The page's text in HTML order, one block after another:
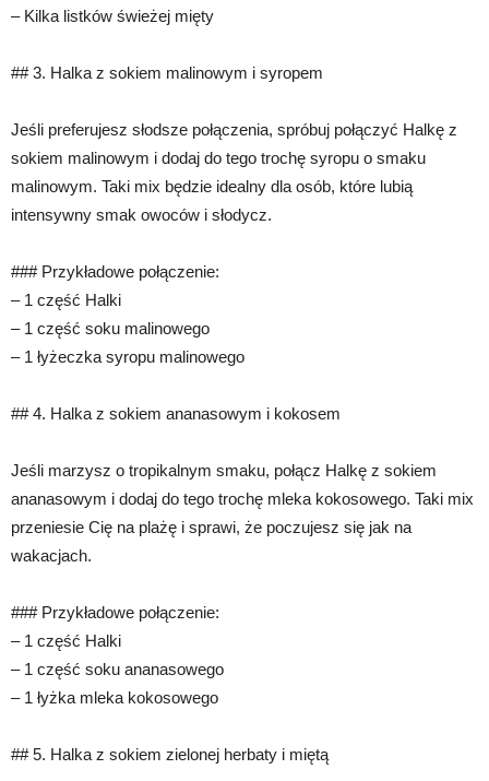
– Kilka listków świeżej mięty
## 3. Halka z sokiem malinowym i syropem
Jeśli preferujesz słodsze połączenia, spróbuj połączyć Halkę z
sokiem malinowym i dodaj do tego trochę syropu o smaku
malinowym. Taki mix będzie idealny dla osób, które lubią
intensywny smak owoców i słodycz.
### Przykładowe połączenie:
– 1 część Halki
– 1 część soku malinowego
– 1 łyżeczka syropu malinowego
## 4. Halka z sokiem ananasowym i kokosem
Jeśli marzysz o tropikalnym smaku, połącz Halkę z sokiem
ananasowym i dodaj do tego trochę mleka kokosowego. Taki mix
przeniesie Cię na plażę i sprawi, że poczujesz się jak na
wakacjach.
### Przykładowe połączenie:
– 1 część Halki
– 1 część soku ananasowego
– 1 łyżka mleka kokosowego
## 5. Halka z sokiem zielonej herbaty i miętą